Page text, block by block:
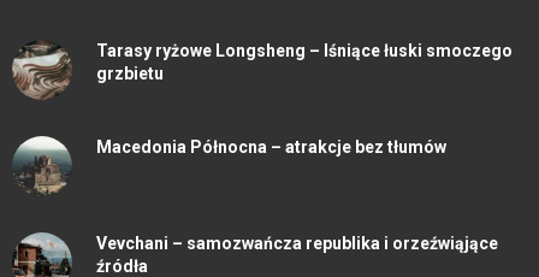
Tarasy ryżowe Longsheng – lśniące łuski smoczego
grzbietu
Macedonia Północna – atrakcje bez tłumów
Vevchani – samozwańcza republika i orzeźwiąjące
źródła